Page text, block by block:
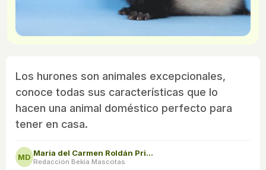
Los hurones son animales excepcionales,
conoce todas sus características que lo
hacen una animal doméstico perfecto para
tener en casa.
MD Maria del Carmen Roldán Prieto
Redacción Bekia Mascotas